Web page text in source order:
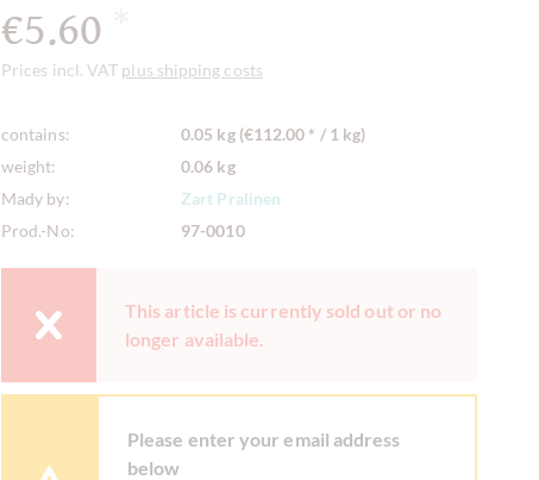
€5.60
Prices incl. VAT plus shipping costs
contains:
0.05 kg (€112.00 * / 1 kg)
weight:
0.06 kg
Mady by:
Zart Pralinen
Prod.-No:
97-0010
This article is currently sold out or no
longer available.
Please enter your email address
below